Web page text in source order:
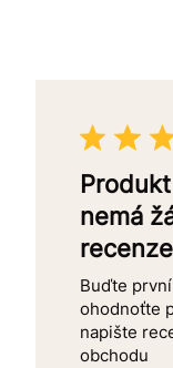
nemá
recenze
Buďte
ohodnoťte
napište
obchodu